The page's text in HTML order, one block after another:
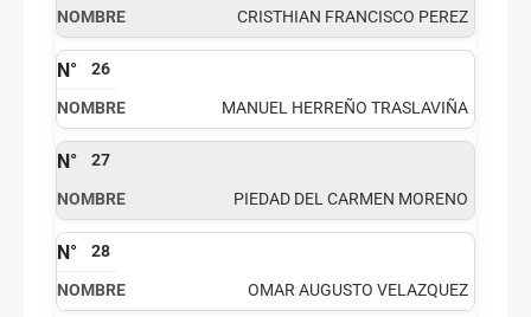
CRISTHIAN FRANCISCO PEREZ
26
MANUEL HERREÑO TRASLAVIÑA
27
PIEDAD DEL CARMEN MORENO
28
OMAR AUGUSTO VELAZQUEZ